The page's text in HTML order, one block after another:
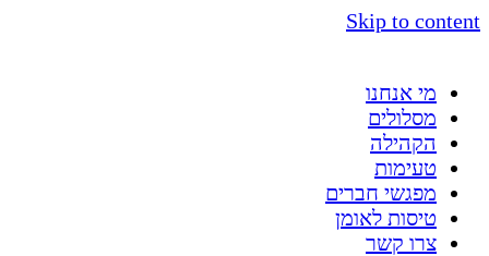
Skip to content
מי אנחנו
מסלולים
הקהילה
טעימות
מפגשי חברים
טיסות לאומן
צרו קשר